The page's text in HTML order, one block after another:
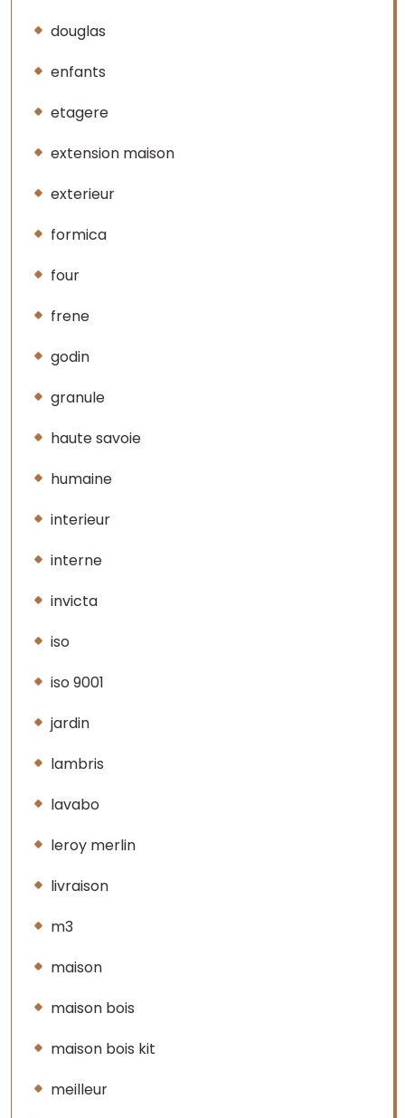
douglas
enfants
etagere
extension maison
exterieur
formica
four
frene
godin
granule
haute savoie
humaine
interieur
interne
invicta
iso
iso 9001
jardin
lambris
lavabo
leroy merlin
livraison
m3
maison
maison bois
maison bois kit
meilleur